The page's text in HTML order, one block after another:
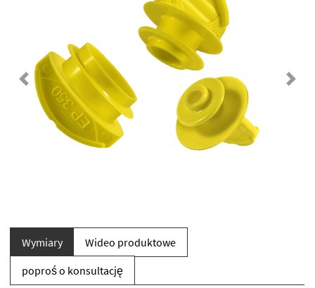
Previous Next
Wymiary
Wideo produktowe
poproś o konsultację